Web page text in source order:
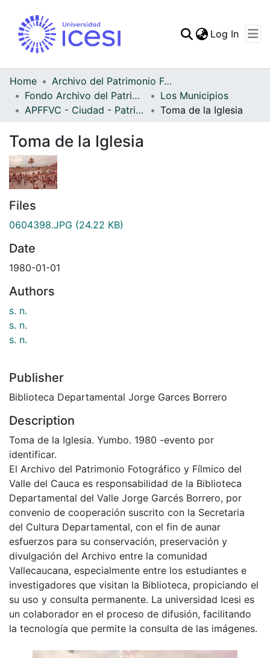
Statistics
Log In
Home
Archivo del Patrimonio Fotográfico y Fílmico del Valle del Cauca
Fondo Archivo del Patrimonio Fotográfico y Fílmico del Valle del Cauca
Los Municipios
APFFVC - Ciudad - Patrimonial
Toma de la Iglesia
Toma de la Iglesia
Files
0604398.JPG (24.22 KB)
Date
1980-01-01
Authors
s. n.
s. n.
s. n.
Publisher
Biblioteca Departamental Jorge Garces Borrero
Description
Toma de la Iglesia. Yumbo. 1980 -evento por
identificar.
El Archivo del Patrimonio Fotográfico y Fílmico del
Valle del Cauca es responsabilidad de la Biblioteca
Departamental del Valle Jorge Garcés Borrero, por
convenio de cooperación suscrito con la Secretaria
del Cultura Departamental, con el fin de aunar
esfuerzos para su conservación, preservación y
divulgación del Archivo entre la comunidad
Vallecaucana, especialmente entre los estudiantes e
investigadores que visitan la Biblioteca, propiciando el
su uso y consulta permanente. La universidad Icesi es
un colaborador en el proceso de difusión, facilitando
la tecnología que permite la consulta de las imágenes.